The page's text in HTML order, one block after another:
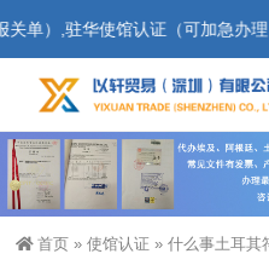
华使馆认证（可加急办理）,
首页 » 使馆认证 » 什么事土耳其符